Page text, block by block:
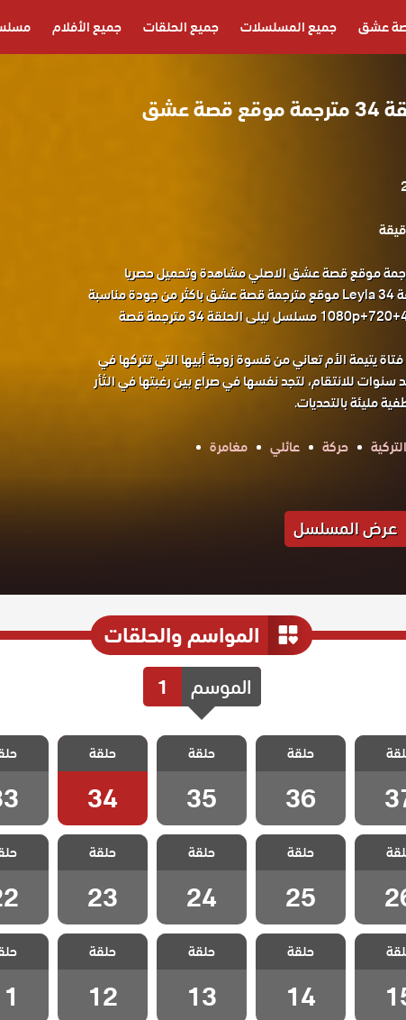
عشق جميع المسلسلات جميع الحلقات جميع الأفلام
مسلسل ليلى الحلقة 34 مترجمة موقع قصة عشق
ليلى الحلقة 34 مترجمة موقع قصة عشق الاصلي مشاهدة وتحميل حصريا
المسلسل التركي ليلى الحلقة 34 Leyla موقع مترجمة قصة عشق باكثر من جودة مناسبة
للجوال 1080p+720+480+360 FULL HD مسلسل ليلى الحلقة 34 مترجمة قصة
يتيمة الأم تعاني من قسوة زوجة أبيها التي تتركها في
للانتقام، لتجد نفسها في صراع بين رغبتها في الثأر
مليئة بالتحديات.
حركة عائلي
مغامرة
عرض المسلسل
المواسم والحلقات
الموسم 1
ليلى
37
مسلسل ليلى
الحلقة 36
حلقة
36
مسلسل ليلى
الحلقة 35
حلقة
35
مسلسل ليلى
الحلقة 34
حلقة
34
ليلى
26
مسلسل ليلى
الحلقة 25
حلقة
25
مسلسل ليلى
الحلقة 24
حلقة
24
مسلسل ليلى
الحلقة 23
حلقة
23
ليلى
15
مسلسل ليلى
الحلقة 14
حلقة
14
مسلسل ليلى
الحلقة 13
حلقة
13
مسلسل ليلى
الحلقة 12
حلقة
12